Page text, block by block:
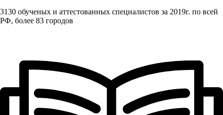
3130 обученых и аттестованных специалистов за 2019г. по всей
РФ, более 83 городов